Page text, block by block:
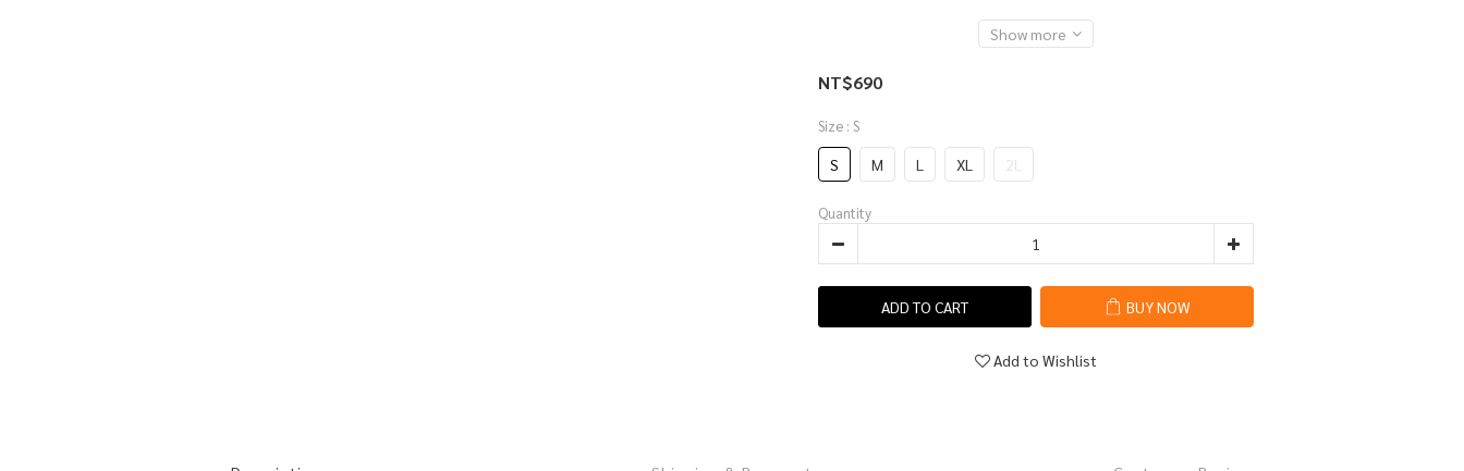
Show more
NT$690
Size : S
S M L XL 2L
Quantity
ADD TO CART BUY NOW
Add to Wishlist